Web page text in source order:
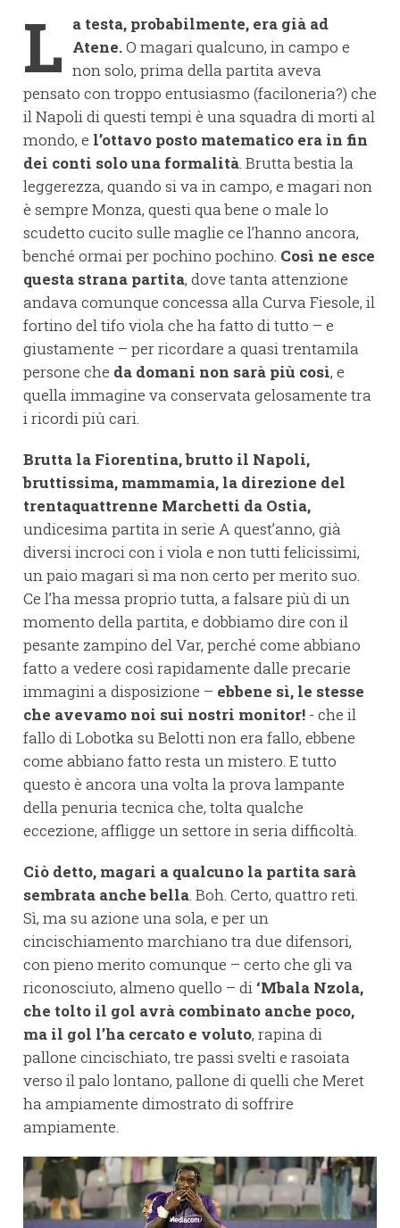
L a testa, probabilmente, era già ad
Atene.O magari qualcuno, in campo e
non solo, prima della partita aveva
pensato con troppo entusiasmo (faciloneria?) che
il Napoli di questi tempi è una squadra di morti al
mondo, e l’ottavo posto matematico era in fin
dei conti solo una formalità. Brutta bestia la
leggerezza, quando si va in campo, e magari non
è sempre Monza, questi qua bene o male lo
scudetto cucito sulle maglie ce l’hanno ancora,
benché ormai per pochino pochino. Così ne esce
questa strana partita, dove tanta attenzione
andava comunque concessa alla Curva Fiesole, il
fortino del tifo viola che ha fatto di tutto – e
giustamente – per ricordare a quasi trentamila
persone che da domani non sarà più così, e
quella immagine va conservata gelosamente tra
i ricordi più cari.
Brutta la Fiorentina, brutto il Napoli,
bruttissima, mammamia, la direzione del
trentaquattrenne Marchetti da Ostia,
undicesima partita in serie A quest’anno, già
diversi incroci con i viola e non tutti felicissimi,
un paio magari sì ma non certo per merito suo.
Ce l’ha messa proprio tutta, a falsare più di un
momento della partita, e dobbiamo dire con il
pesante zampino del Var, perché come abbiano
fatto a vedere così rapidamente dalle precarie
immagini a disposizione – ebbene sì, le stesse
che avevamo noi sui nostri monitor! - che il
fallo di Lobotka su Belotti non era fallo, ebbene
come abbiano fatto resta un mistero. E tutto
questo è ancora una volta la prova lampante
della penuria tecnica che, tolta qualche
eccezione, affligge un settore in seria difficoltà.
Ciò detto, magari a qualcuno la partita sarà
sembrata anche bella. Boh. Certo, quattro reti.
Sì, ma su azione una sola, e per un
cincischiamento marchiano tra due difensori,
con pieno merito comunque – certo che gli va
riconosciuto, almeno quello – di ‘Mbala Nzola,
che tolto il gol avrà combinato anche poco,
ma il gol l’ha cercato e voluto, rapina di
pallone cincischiato, tre passi svelti e rasoiata
verso il palo lontano, pallone di quelli che Meret
ha ampiamente dimostrato di soffrire
ampiamente.